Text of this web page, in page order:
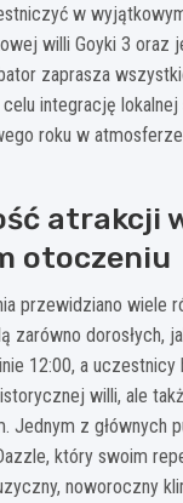
w
willi Goyki 3 oraz
zaprasza
integrację
roku w
atrakcji
otoczeniu
przewidziano wiele
zarówno dorosłych,
12:00, a
willi, ale
Jednym z głównych
który swoim
noworoczny